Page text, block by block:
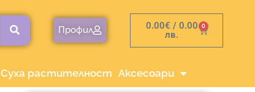
Профил 0.00€ / 0.00
лв.
0
Cart
Суха растителност Аксесоари